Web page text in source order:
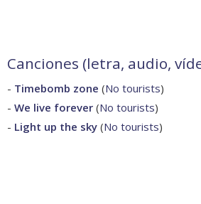
Canciones (letra, audio,
- Timebomb zone (No tourists)
- We live forever (No tourists)
- Light up the sky (No tourists)